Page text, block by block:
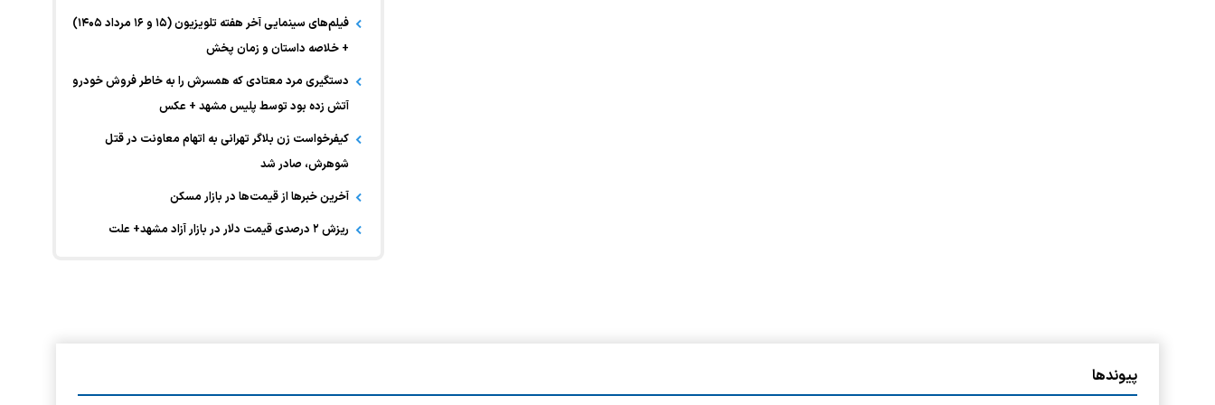
فیلم‌های سینمایی آخر هفته تلویزیون (۱۵ و ۱۶ مرداد ۱۴۰۵)
+ خلاصه داستان و زمان پخش
دستگیری مرد معتادی که همسرش را به خاطر فروش خودرو
آتش زده بود توسط پلیس مشهد + عکس
کیفرخواست زن بلاگر تهرانی به اتهام معاونت در قتل
شوهرش، صادر شد
آخرین خبر‌ها از قیمت‌ها در بازار مسکن
ریزش ۲ درصدی قیمت دلار در بازار آزاد مشهد+ علت
پیوندها